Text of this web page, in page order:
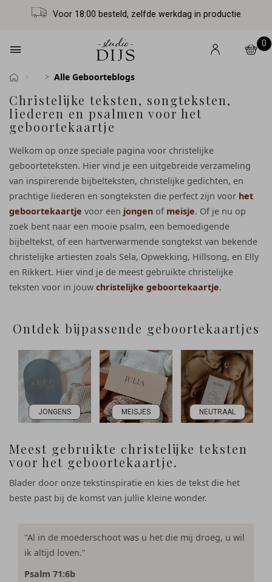
Voor 18:00 besteld, zelfde werkdag in productie
0
Alle Geboorteblogs
Christelijke teksten, songteksten,
liederen en psalmen voor het
geboortekaartje
Welkom op onze speciale pagina voor christelijke
geboorteteksten. Hier vind je een uitgebreide verzameling
van inspirerende bijbelteksten, christelijke gedichten, en
prachtige liederen en songteksten die perfect zijn voor het
geboortekaartje voor een jongen of meisje. Of je nu op
zoek bent naar een mooie psalm, een bemoedigende
bijbeltekst, of een hartverwarmende songtekst van bekende
christelijke artiesten zoals Sela, Opwekking, Hillsong, en Elly
en Rikkert. Hier vind je de meest gebruikte christelijke
teksten voor in jouw christelijke geboortekaartje.
Ontdek bijpassende geboortekaartjes
JONGENS MEISJES NEUTRAAL
Meest gebruikte christelijke teksten
voor het geboortekaartje.
Blader door onze tekstinspiratie en kies de tekst die het
beste past bij de komst van jullie kleine wonder.
"Al in de moederschoot was u het die mij droeg, u wil
ik altijd loven."
Psalm 71:6b